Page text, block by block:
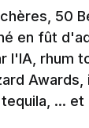
50
en fût
l'IA, rhum
Awards,
... et